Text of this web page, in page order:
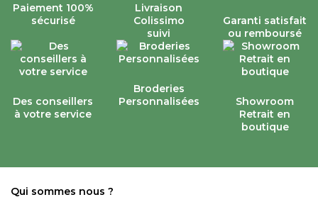
Paiement 100%
sécurisé
Livraison
Colissimo
suivi
Garanti satisfait
ou remboursé
Des conseillers
à votre service
Broderies
Personnalisées
Showroom
Retrait en
boutique
Qui sommes nous ?